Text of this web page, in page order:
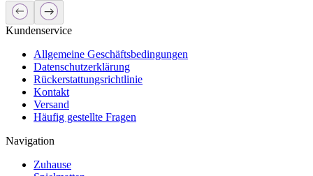
Kundenservice
Allgemeine Geschäftsbedingungen
Datenschutzerklärung
Rückerstattungsrichtlinie
Kontakt
Versand
Häufig gestellte Fragen
Navigation
Zuhause